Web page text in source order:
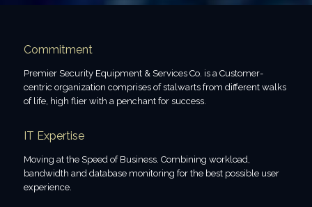
Commitment
Premier Security Equipment & Services Co. is a Customer-
centric organization comprises of stalwarts from different walks
of life, high flier with a penchant for success.
IT Expertise
Moving at the Speed of Business. Combining workload,
bandwidth and database monitoring for the best possible user
experience.